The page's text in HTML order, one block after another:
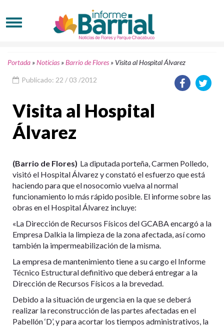
Portada »Noticias »Barrio de Flores » Visita al Hospital Álvarez
Publicado: 22 / 03 /2012
Visita al Hospital
Álvarez
(Barrio de Flores) La diputada porteña, Carmen Polledo,
visitó el Hospital Álvarez y constató el esfuerzo que está
haciendo para que el nosocomio vuelva al normal
funcionamiento lo más rápido posible. El informe sobre las
obras en el Hospital Álvarez incluye:
«La Dirección de Recursos Físicos del GCABA encargó a la
Empresa Dalkia la limpieza de la zona afectada, así como
también la impermeabilización de la misma.
La empresa de mantenimiento tiene a su cargo el Informe
Técnico Estructural definitivo que deberá entregar a la
Dirección de Recursos Físicos a la brevedad.
Debido a la situación de urgencia en la que se deberá
realizar la reconstrucción de las partes afectadas en el
Pabellón ‘D’, y para acortar los tiempos administrativos, la